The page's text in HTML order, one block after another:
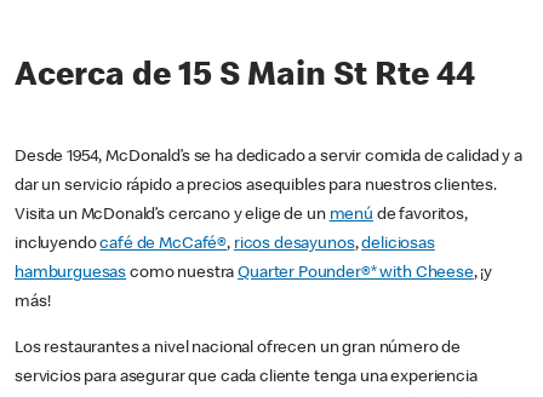
Acerca de 15 S Main St Rte 44
Desde 1954, McDonald’s se ha dedicado a servir comida de calidad y a
dar un servicio rápido a precios asequibles para nuestros clientes.
Visita un McDonald’s cercano y elige de un menú de favoritos,
incluyendocafé de McCafé®, ricos desayunos,deliciosas
hamburguesas como nuestraQuarter Pounder®* with Cheese, ¡y
más!
Los restaurantes a nivel nacional ofrecen un gran número de
servicios para asegurar que cada cliente tenga una experiencia